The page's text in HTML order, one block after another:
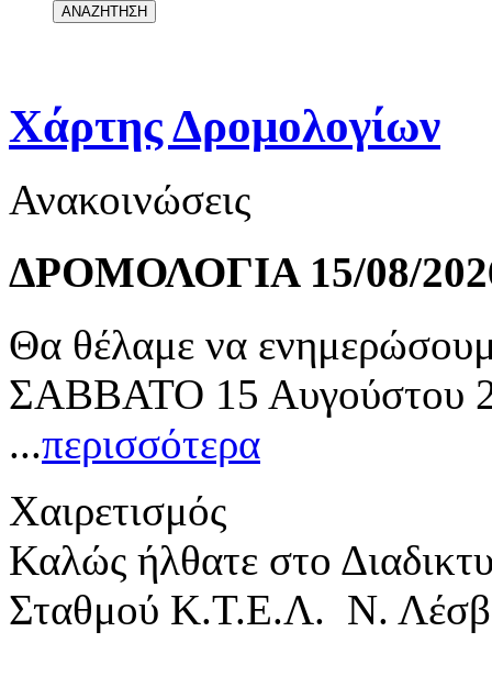
Χάρτης Δρομολογίων
Ανακοινώσεις
ΔΡΟΜΟΛΟΓΙΑ 15/08/
Θα θέλαμε να
ΣΑΒΒΑΤΟ 15 Αυγούστου
...περισσότερα
Χαιρετισμός
Καλώς ήλθατε στο
Σταθμού Κ.Τ.Ε.Λ. Ν.